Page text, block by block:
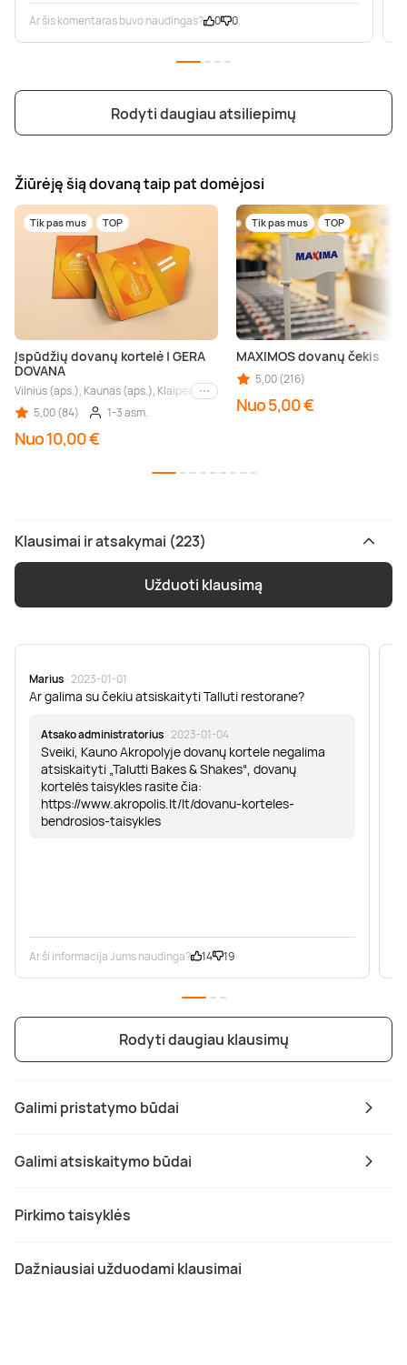
Galimi pristatymo būdai
Galimi atsiskaitymo būdai
Pirkimo taisyklės
Dažniausiai užduodami klausimai
Ar šis komentaras buvo naudingas? 0 0
Rodyti daugiau atsiliepimų
Žiūrėję šią dovaną taip pat domėjosi
Tik pas mus TOP
Įspūdžių dovanų kortelė | GERA
DOVANA
Vilnius (aps.), Kaunas (aps.), Klaipėda (aps.), Palanga (aps.), Nida (aps.),
Kiti miestai
5,00 (84)
1-3 asm.
Nuo 10,00 €
Tik pas mus TOP
MAXIMOS dovanų čekis
5,00 (216)
Nuo 5,00 €
Klausimai ir atsakymai (223)
Užduoti klausimą
Marius · 2023-01-01
Ar galima su čekiu atsiskaityti Talluti restorane?
Atsako administratorius · 2023-01-04
Sveiki, Kauno Akropolyje dovanų kortele negalima
atsiskaityti „Talutti Bakes & Shakes“, dovanų
kortelės taisykles rasite čia:
https://www.akropolis.lt/lt/dovanu-korteles-
bendrosios-taisykles
Ar ši informacija Jums naudinga? 14 19
Rodyti daugiau klausimų